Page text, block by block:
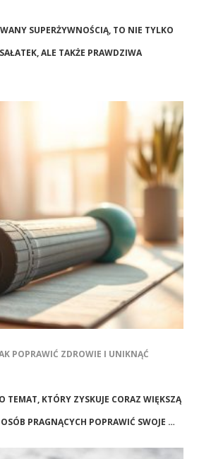
SUPERŻYWNOŚCIĄ, TO NIE TYLKO
ALE TAKŻE PRAWDZIWA
POPRAWIĆ ZDROWIE I UNIKNĄĆ
TEMAT, KTÓRY ZYSKUJE CORAZ WIĘKSZĄ
PRAGNĄCYCH POPRAWIĆ SWOJE …